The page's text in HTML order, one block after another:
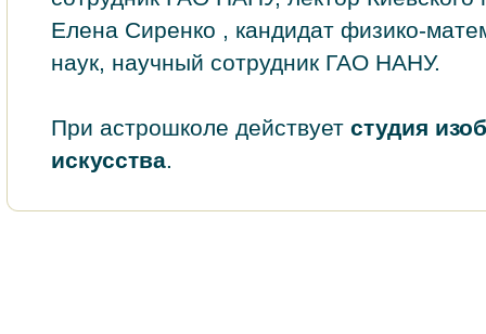
Елена Сиренко , кандидат физико-
наук, научный сотрудник ГАО НАНУ.
При астрошколе действует студия
искусства.